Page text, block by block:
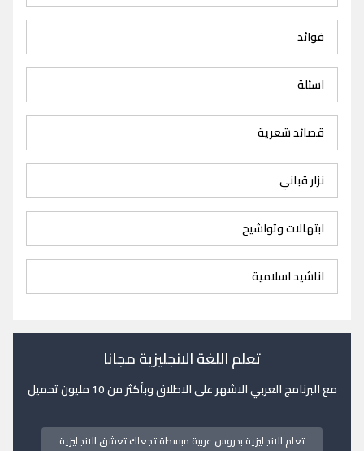
فوائد
اسئلة
قصائد شعرية
نزار قباني
ابتهالات وتواشيح
اناشيد اسلامية
تعلم اللغة الانجليزية مجانا
مع البرنامج العربي الاشهر على الاطلاق وبأكثر من 10 مليون تحميل
تعلم الانجليزية بدروس عربية مبسطة تجعلك تعشق الانجليزية